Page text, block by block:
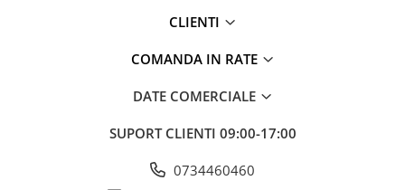
CLIENTI
COMANDA IN RATE
DATE COMERCIALE
SUPORT CLIENTI 09:00-17:00
0734460460